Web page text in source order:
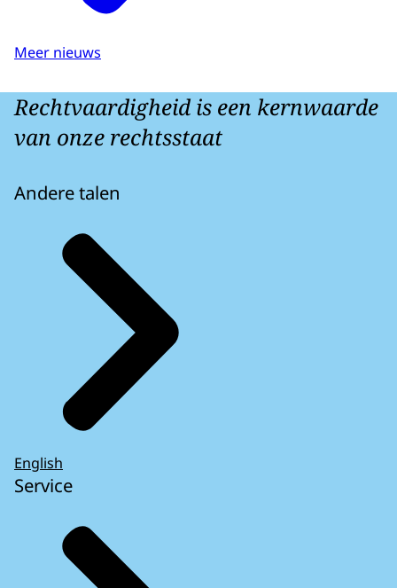
Meer nieuws
Rechtvaardigheid is een kernwaarde
van onze rechtsstaat
Andere talen
English
Service